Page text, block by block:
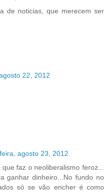
de noticias, que merecem ser
22, 2012
agosto 23, 2012
faz o neoliberalismo feroz...
ganhar dinheiro...No fundo no
só se vão encher é como